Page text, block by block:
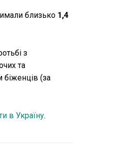
близько 1,4
з
та
біженців (за
в Україну.